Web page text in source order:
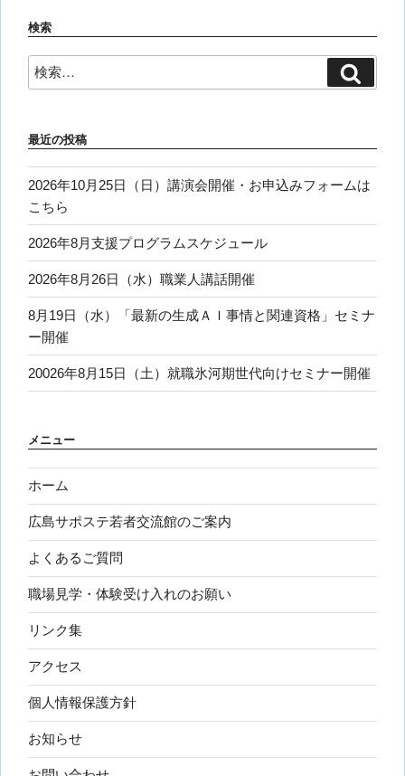
検索
検
索:
最近の投稿
2026年10月25日（日）講演会開催・お申込みフォームは
こちら
2026年8月支援プログラムスケジュール
2026年8月26日（水）職業人講話開催
8月19日（水）「最新の生成ＡＩ事情と関連資格」セミナ
ー開催
20026年8月15日（土）就職氷河期世代向けセミナー開催
メニュー
ホーム
広島サポステ若者交流館のご案内
よくあるご質問
職場見学・体験受け入れのお願い
リンク集
アクセス
個人情報保護方針
お知らせ